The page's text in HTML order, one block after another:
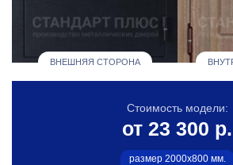
ВНЕШНЯЯ СТОРОНА
Стоимость модели:
от 23 300 р.
размер 2000х800 мм.